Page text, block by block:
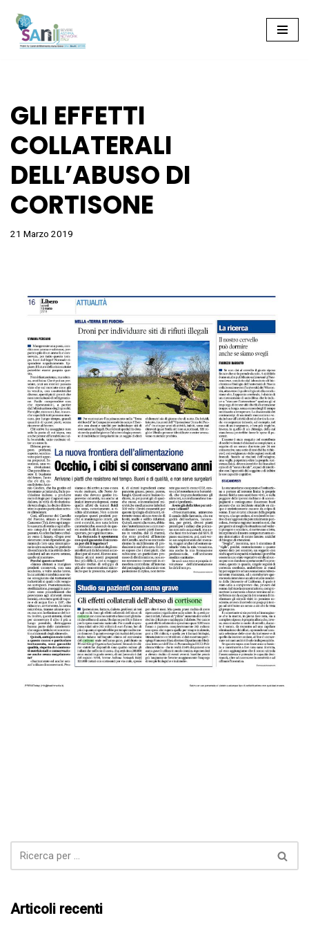
Vai
GLI EFFETTI
COLLATERALI
DELL’ABUSO DI
CORTISONE
21 Marzo 2019
Articoli recenti